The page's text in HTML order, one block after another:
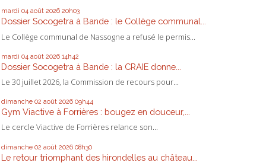
mardi 04 août 2026 20h03
Dossier Socogetra à Bande : le Collège communal...
Le Collège communal de Nassogne a refusé le permis...
mardi 04 août 2026 14h42
Dossier Socogetra à Bande : la CRAIE donne...
Le 30 juillet 2026, la Commission de recours pour...
dimanche 02 août 2026 09h44
Gym Viactive à Forrières : bougez en douceur,...
Le cercle Viactive de Forrières relance son...
dimanche 02 août 2026 08h30
Le retour triomphant des hirondelles au château...